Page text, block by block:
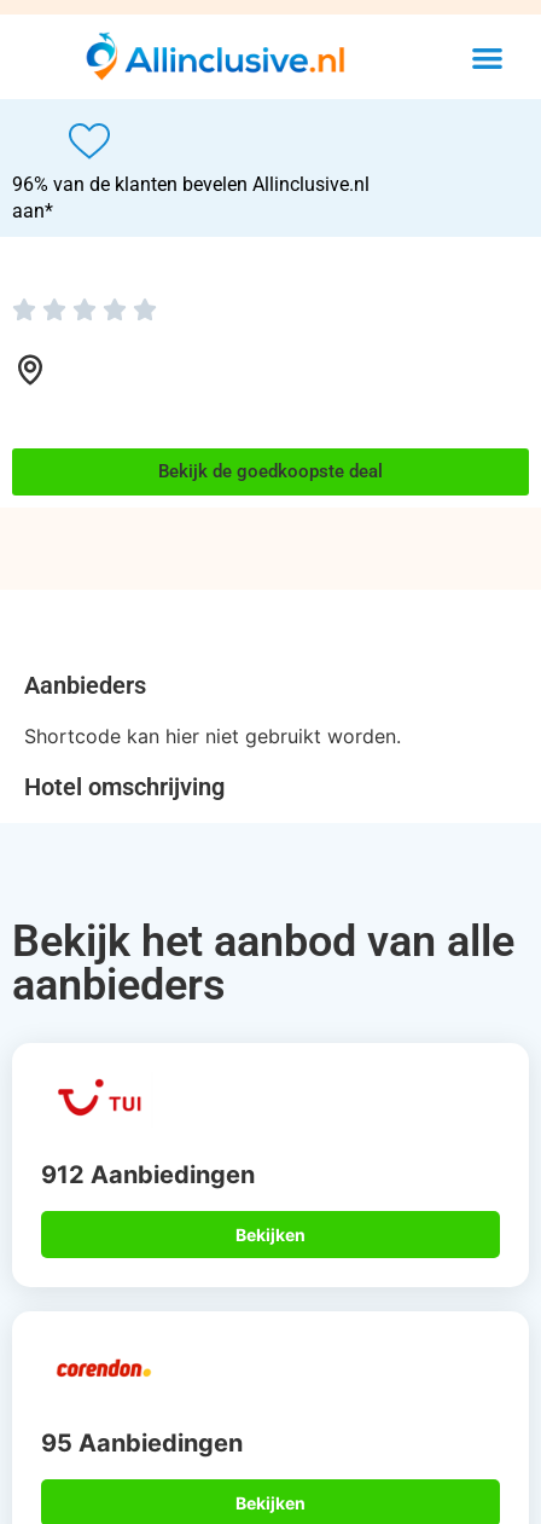
96% van de klanten bevelen Allinclusive.nl
aan*
    
Bekijk de goedkoopste deal
Hotel omschrijving
Aanbieders
Shortcode kan hier niet gebruikt worden.
Bekijk het aanbod van alle
aanbieders
912 Aanbiedingen
Bekijken
95 Aanbiedingen
Bekijken